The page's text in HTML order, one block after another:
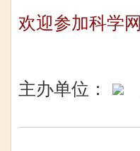
欢迎参加科学
主办单位：